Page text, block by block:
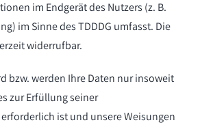
im Endgerät des Nutzers (z. B.
im Sinne des TDDDG umfasst. Die
widerrufbar.
bzw. werden Ihre Daten nur insoweit
zur Erfüllung seiner
ist und unsere Weisungen